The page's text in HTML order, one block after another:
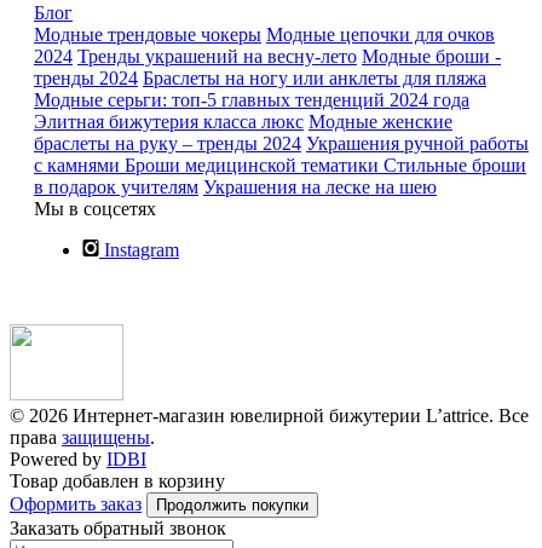
Блог
Модные трендовые чокеры Модные цепочки для очков
2024 Тренды украшений на весну-лето Модные броши -
тренды 2024 Браслеты на ногу или анклеты для пляжа
Модные серьги: топ-5 главных тенденций 2024 года
Элитная бижутерия класса люкс Модные женские
браслеты на руку – тренды 2024 Украшения ручной работы
с камнями Броши медицинской тематики Стильные броши
в подарок учителям Украшения на леске на шею
Мы в соцсетях
Instagram
© 2026 Интернет-магазин ювелирной бижутерии L’attrice. Все
права защищены.
Powered by IDBI
Товар добавлен в корзину
Оформить заказ
Продолжить покупки
Заказать обратный звонок